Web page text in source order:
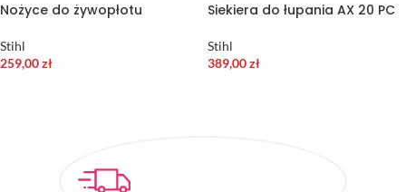
Nożyce do żywopłotu
Stihl
259,00zł
Siekiera do łupania AX 20 PC
Stihl
389,00zł